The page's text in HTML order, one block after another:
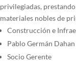
privilegiadas,
materiales nobles de
Construcción e
Pablo Germán Dahan
Socio Gerente